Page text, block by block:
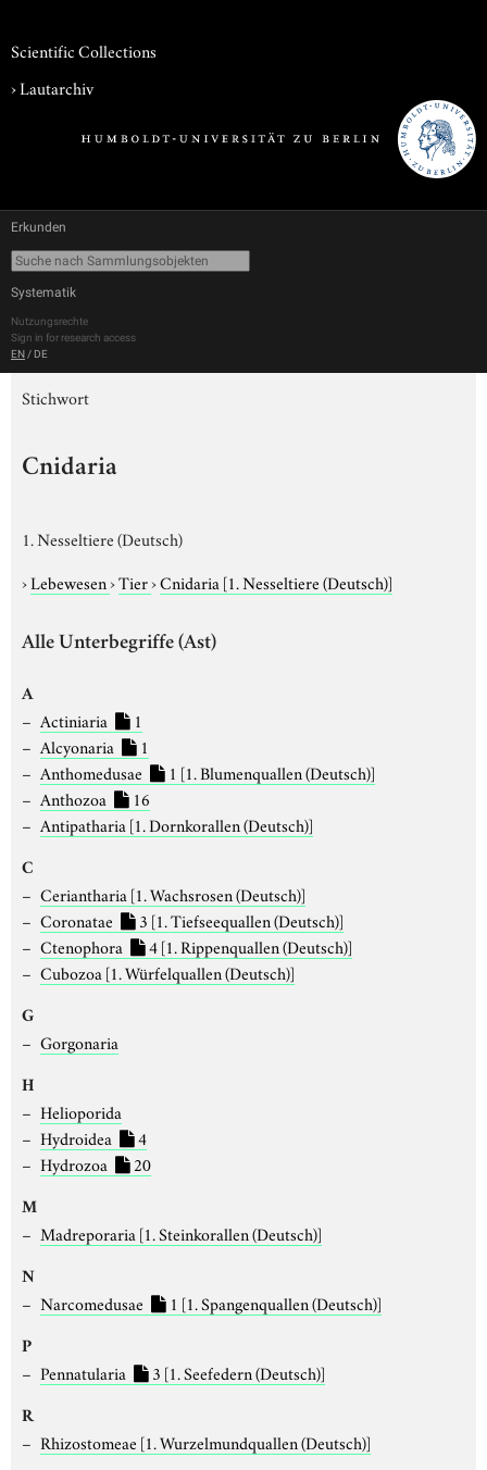
Scientific Collections
›Lautarchiv
Erkunden
Systematik
Nutzungsrechte
Sign in for research access
EN / DE
Stichwort
Cnidaria
1. Nesseltiere (Deutsch)
›Lebewesen›Tier›Cnidaria [1. Nesseltiere (Deutsch)]
Alle Unterbegriffe (Ast)
A
Actiniaria
1
Alcyonaria
1
Anthomedusae
1 [1. Blumenquallen (Deutsch)]
Anthozoa
16
Antipatharia [1. Dornkorallen (Deutsch)]
C
Ceriantharia [1. Wachsrosen (Deutsch)]
Coronatae
3 [1. Tiefseequallen (Deutsch)]
Ctenophora
4[1. Rippenquallen (Deutsch)]
Cubozoa [1. Würfelquallen (Deutsch)]
G
Gorgonaria
H
Helioporida
Hydroidea
4
Hydrozoa
20
M
Madreporaria [1. Steinkorallen (Deutsch)]
N
Narcomedusae 1 [1. Spangenquallen (Deutsch)]
P
Pennatularia 3 [1. Seefedern (Deutsch)]
R
Rhizostomeae [1. Wurzelmundquallen (Deutsch)]